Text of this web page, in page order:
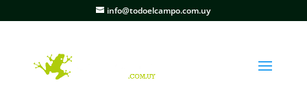
info@todoelcampo.com.uy